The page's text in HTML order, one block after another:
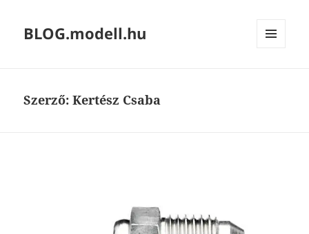
BLOG.modell.hu
Szerző:Kertész Csaba